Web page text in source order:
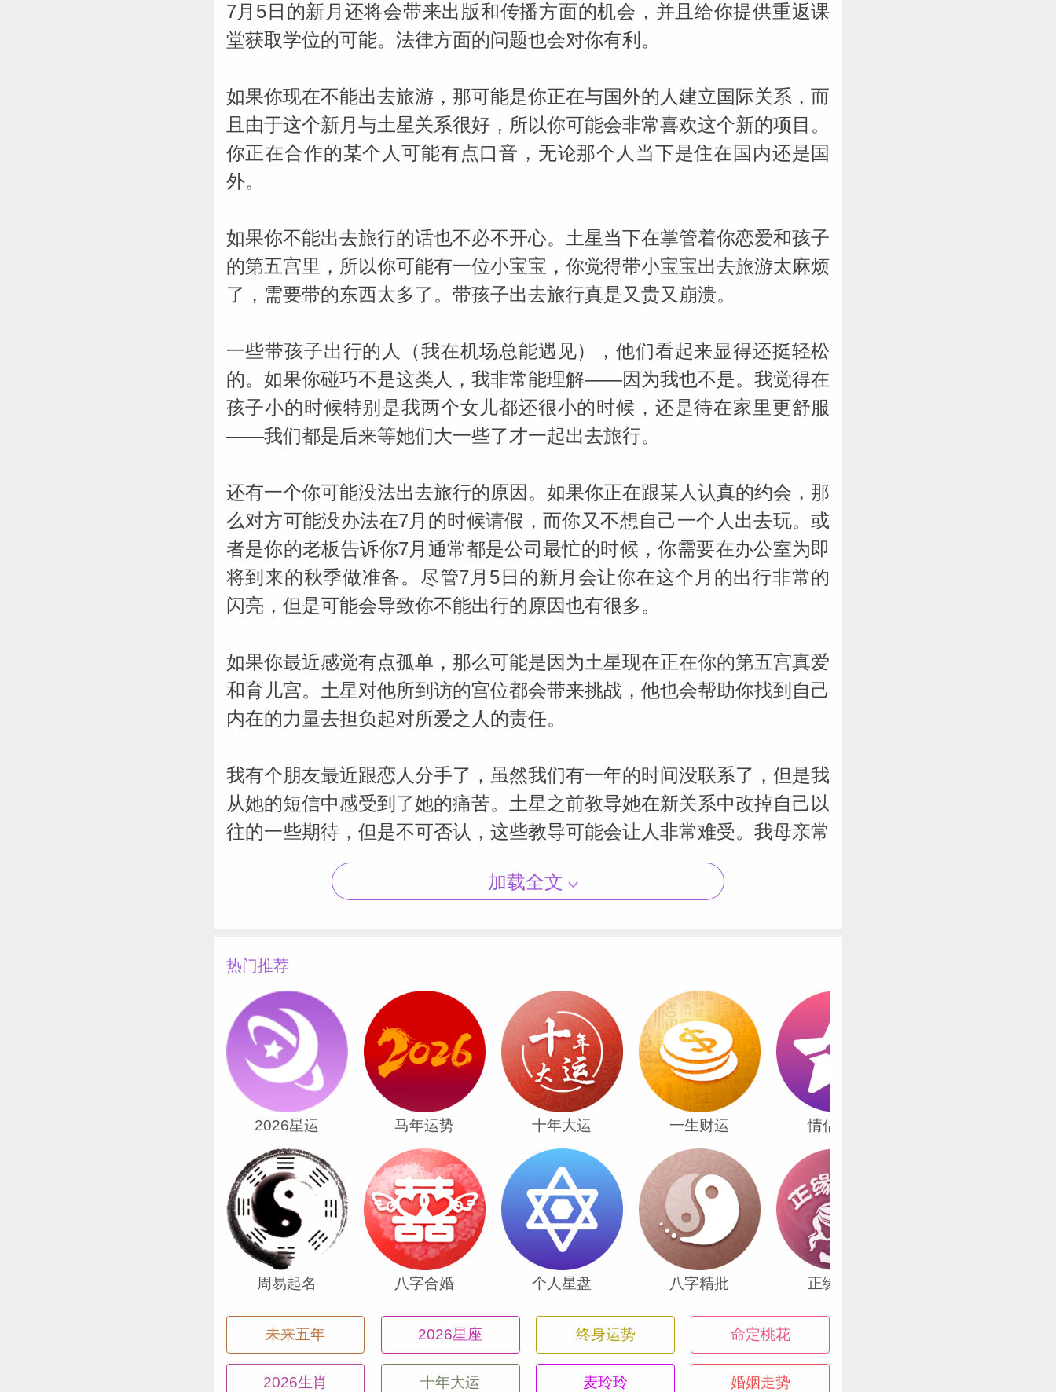
7月5日的新月还将会带来出版和传播方面的机会，并且给你提供重返课
堂获取学位的可能。法律方面的问题也会对你有利。
如果你现在不能出去旅游，那可能是你正在与国外的人建立国际关系，而
且由于这个新月与土星关系很好，所以你可能会非常喜欢这个新的项目。
你正在合作的某个人可能有点口音，无论那个人当下是住在国内还是国
外。
如果你不能出去旅行的话也不必不开心。土星当下在掌管着你恋爱和孩子
的第五宫里，所以你可能有一位小宝宝，你觉得带小宝宝出去旅游太麻烦
了，需要带的东西太多了。带孩子出去旅行真是又贵又崩溃。
一些带孩子出行的人（我在机场总能遇见），他们看起来显得还挺轻松
的。如果你碰巧不是这类人，我非常能理解——因为我也不是。我觉得在
孩子小的时候特别是我两个女儿都还很小的时候，还是待在家里更舒服
——我们都是后来等她们大一些了才一起出去旅行。
还有一个你可能没法出去旅行的原因。如果你正在跟某人认真的约会，那
么对方可能没办法在7月的时候请假，而你又不想自己一个人出去玩。或
者是你的老板告诉你7月通常都是公司最忙的时候，你需要在办公室为即
将到来的秋季做准备。尽管7月5日的新月会让你在这个月的出行非常的
闪亮，但是可能会导致你不能出行的原因也有很多。
如果你最近感觉有点孤单，那么可能是因为土星现在正在你的第五宫真爱
和育儿宫。土星对他所到访的宫位都会带来挑战，他也会帮助你找到自己
内在的力量去担负起对所爱之人的责任。
我有个朋友最近跟恋人分手了，虽然我们有一年的时间没联系了，但是我
从她的短信中感受到了她的痛苦。土星之前教导她在新关系中改掉自己以
往的一些期待，但是不可否认，这些教导可能会让人非常难受。我母亲常
说：疼了才长记性。她的意思是说经历过痛苦，我们才会学习的更快，我
觉得她说的特别对，但是老天爷呀，这也太苦了。
要很多。土星会根据每个人的特点去调整，每个人最终都会变得更强大，
更精简，更聪慧。这是29年以来土星唯一一次到访你的第五宫真爱和育
儿宫。当土星于2026年2月13日（大约19个月之后）离开双鱼座的时候，
你在这方面的课程就结束了，所以现在你已经完成了一半。土星通常会在
一个星座停留3年。
直要走到2025年9月1日。土星位于这个位置的时候就像是那种矛盾综合
体——第五宫充满了无忧无虑的快乐，温暖的情感，爱情初期的美好甜
蜜。同时也代表着享受奢华和溺爱，但是土星希望你能够踏实下来脚踏实
地，从长远的角度去看待生活，专注于你在爱情和育儿方面的责任。
即便是在这个位置上站了严肃的土星，7月5日的新月也绝对会给你更多
的闲余时间在接下来的几天甚至几周里享受出去玩的快乐。如果你现在单
身，这是今年围绕着出去走动结识新人的最佳新月，并且这次的相位也非
加载全文
热门推荐
2026星运 马年运势 十年大运 一生财运 情侣合盘
周易起名 八字合婚 个人星盘 八字精批 正缘画像
未来五年 2026星座 终身运势 命定桃花
2026生肖 十年大运 麦玲玲 婚姻走势